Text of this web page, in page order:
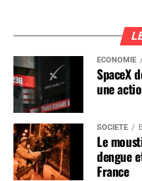
ÉCONOMIE
SpaceX
une
SOCIÉTÉ
Le
dengue
France